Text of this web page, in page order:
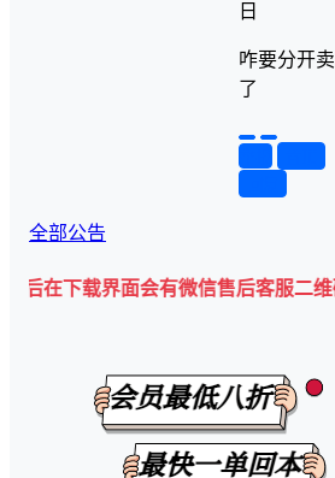
日
咋要分开卖
了
全部公告
界面会有微信售后客服二维码💡